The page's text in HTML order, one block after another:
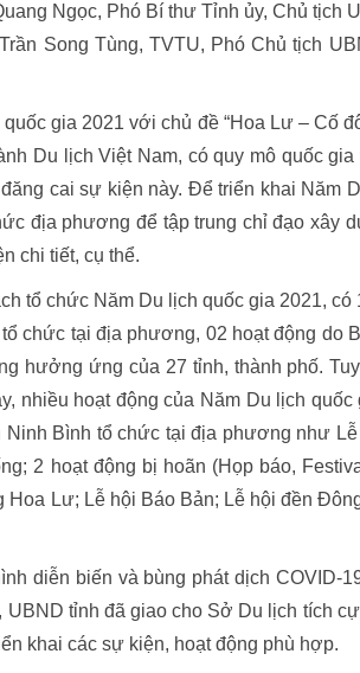
Ngọc, Phó Bí thư Tỉnh ủy, Chủ
Song Tùng, TVTU, Phó Chủ tịch
quốc gia 2021 với chủ đề “Hoa Lư – Cố
Du lịch Việt Nam, có quy mô quốc
cai sự kiện này. Để triển khai Năm
địa phương để tập trung chỉ đạo xây
chi tiết, cụ thể.
tổ chức Năm Du lịch quốc gia 2021,
chức tại địa phương, 02 hoạt động do
hưởng ứng của 27 tỉnh, thành phố.
nhiều hoạt động của Năm Du lịch
Ninh Bình tổ chức tại địa phương như
2 hoạt động bị hoãn (Họp báo,
Hoa Lư; Lễ hội Báo Bản; Lễ hội đền
diễn biến và bùng phát dịch COVID-
tỉnh đã giao cho Sở Du lịch tích
khai các sự kiện, hoạt động phù hợp.